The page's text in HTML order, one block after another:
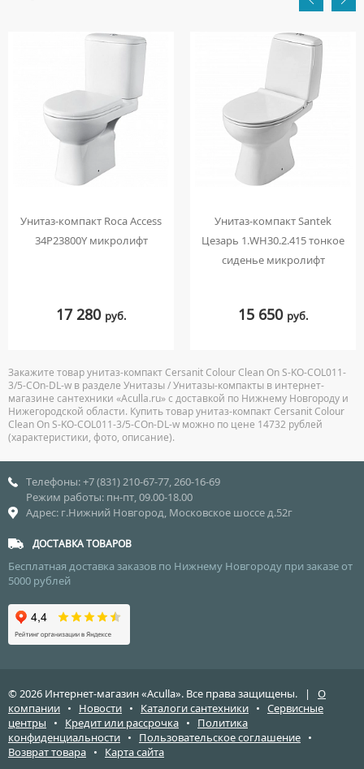
Унитаз-компакт Roca Access
34P23800Y микролифт
17 280 руб.
Унитаз-компакт Santek
Цезарь 1.WH30.2.415 тонкое
сиденье микролифт
15 650 руб.
Закажите товар унитаз-компакт Cersanit Colour Clean On S-KO-COL011-
3/5-COn-DL-w в разделе Унитазы / Унитазы-компакты в интернет-
магазине сантехники «Aculla.ru» с доставкой по Нижнему Новгороду и
Нижегородской области. Купить товар унитаз-компакт Cersanit Colour
Clean On S-KO-COL011-3/5-COn-DL-w можно по цене 14732 рублей
(характеристики, фото, описание).
Телефоны: +7 (831) 210-67-77, 260-16-69
Режим работы: пн-пт, 09.00-18.00
Адрес: г.Нижний Новгород, Московское шоссе д.52г
ДОСТАВКА ТОВАРОВ
Бесплатная доставка заказов по Нижнему Новгороду при заказе от
5000 рублей
© 2026 Интернет-магазин «Aculla». Все права защищены. | О
компании • Новости • Каталоги сантехники • Сервисные
центры • Кредит или рассрочка • Политика
конфиденциальности • Пользовательское соглашение •
Возврат товара • Карта сайта